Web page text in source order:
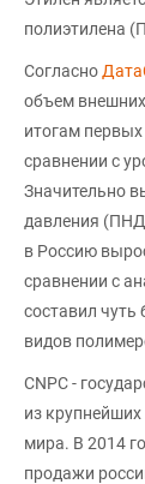
полиэтилена
Согласно
объем
итогам первых
сравнении с
Значительно
давления
в Россию
сравнении с
составил чуть
видов
CNPC -
из
мира. В 2014
продажи